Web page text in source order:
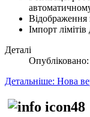
Відображення
Імпорт
Деталі
Детальніше: Нова